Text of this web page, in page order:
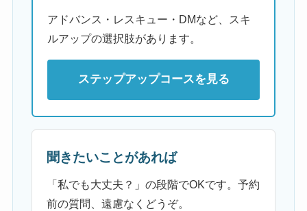
アドバンス・レスキュー・DMなど、スキ
ルアップの選択肢があります。
ステップアップコースを見る
聞きたいことがあれば
「私でも大丈夫？」の段階でOKです。予約
前の質問、遠慮なくどうぞ。